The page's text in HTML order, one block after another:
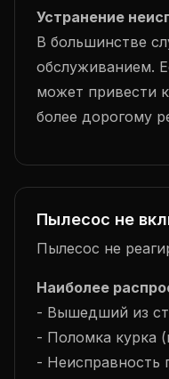
Устранение
В большинстве
обслуживанием.
может привести
более дорогому
Пылесос не
Пылесос не
Наиболее
- Вышедший из
- Поломка курка
- Неисправность